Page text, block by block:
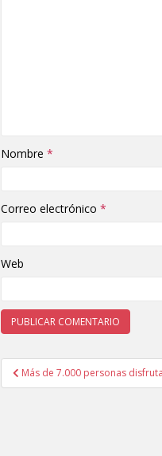
Nombre *
Correo electrónico *
Web
Navegación de
Más de 7.000 personas